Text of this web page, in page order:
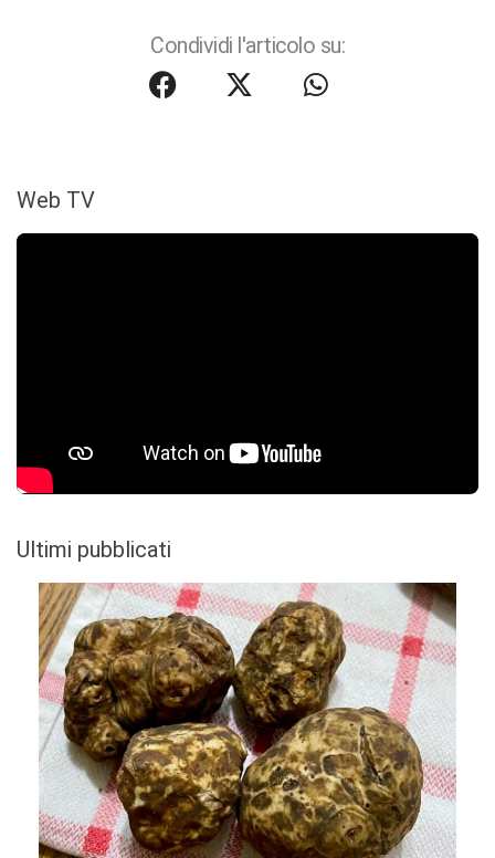
Condividi l'articolo su:
Web TV
Ultimi pubblicati